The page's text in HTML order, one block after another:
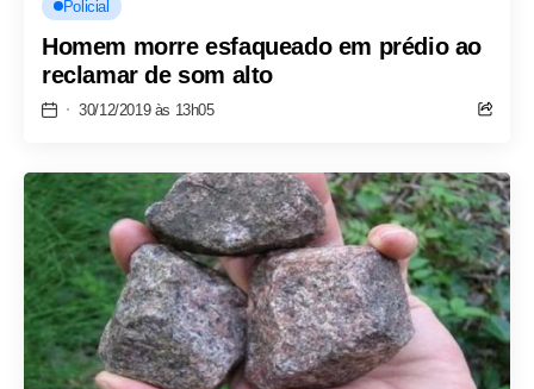
Policial
Homem morre esfaqueado em prédio ao
reclamar de som alto
30/12/2019 às 13h05